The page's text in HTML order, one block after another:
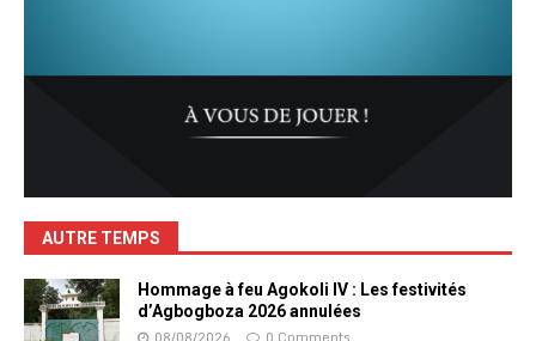
AUTRE TEMPS
Hommage à feu Agokoli IV : Les festivités
d’Agbogboza 2026 annulées